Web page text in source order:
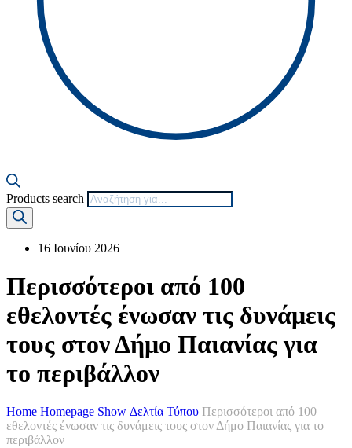
Products search
16 Ιουνίου 2026
Περισσότεροι από 100
εθελοντές ένωσαν τις δυνάμεις
τους στον Δήμο Παιανίας για
το περιβάλλον
Home Homepage Show Δελτία Τύπου Περισσότεροι από 100
εθελοντές ένωσαν τις δυνάμεις τους στον Δήμο Παιανίας για το
περιβάλλον